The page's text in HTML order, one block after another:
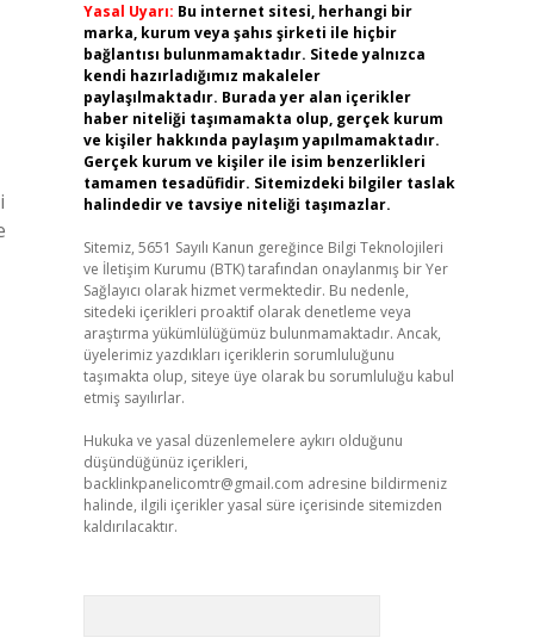
Yasal Uyarı: Bu internet sitesi, herhangi bir
marka, kurum veya şahıs şirketi ile hiçbir
bağlantısı bulunmamaktadır. Sitede yalnızca
kendi hazırladığımız makaleler
paylaşılmaktadır. Burada yer alan içerikler
haber niteliği taşımamakta olup, gerçek kurum
ve kişiler hakkında paylaşım yapılmamaktadır.
Gerçek kurum ve kişiler ile isim benzerlikleri
tamamen tesadüfidir. Sitemizdeki bilgiler taslak
halindedir ve tavsiye niteliği taşımazlar.
Sitemiz, 5651 Sayılı Kanun gereğince Bilgi Teknolojileri
ve İletişim Kurumu (BTK) tarafından onaylanmış bir Yer
Sağlayıcı olarak hizmet vermektedir. Bu nedenle,
sitedeki içerikleri proaktif olarak denetleme veya
araştırma yükümlülüğümüz bulunmamaktadır. Ancak,
üyelerimiz yazdıkları içeriklerin sorumluluğunu
taşımakta olup, siteye üye olarak bu sorumluluğu kabul
etmiş sayılırlar.
Hukuka ve yasal düzenlemelere aykırı olduğunu
düşündüğünüz içerikleri,
backlinkpanelicomtr@gmail.com adresine bildirmeniz
halinde, ilgili içerikler yasal süre içerisinde sitemizden
kaldırılacaktır.